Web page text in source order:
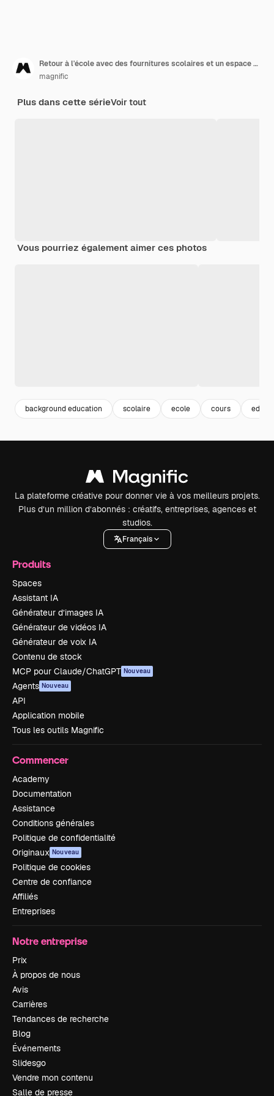
Retour à l'école avec des fournitures scolaires et un espace de copie
magnific
Plus dans cette sérieVoir tout
Vous pourriez également aimer ces photos
background education scolaire ecole cours
La plateforme créative pour donner vie à vos meilleurs projets.
Plus d’un million d’abonnés : créatifs, entreprises, agences et
studios.
Français
Produits
Spaces
Assistant IA
Générateur d’images IA
Générateur de vidéos IA
Générateur de voix IA
Contenu de stock
MCP pour Claude/ChatGPT Nouveau
Agents Nouveau
API
Application mobile
Tous les outils Magnific
Commencer
Academy
Documentation
Assistance
Conditions générales
Politique de confidentialité
Originaux Nouveau
Politique de cookies
Centre de confiance
Affiliés
Entreprises
Notre entreprise
Prix
À propos de nous
Avis
Carrières
Tendances de recherche
Blog
Événements
Slidesgo
Vendre mon contenu
Salle de presse